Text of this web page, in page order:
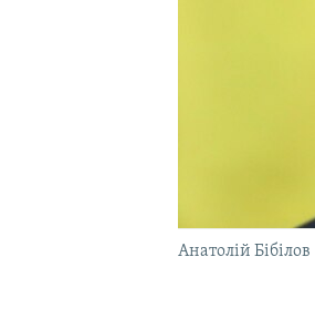
Анатолій Бібілов